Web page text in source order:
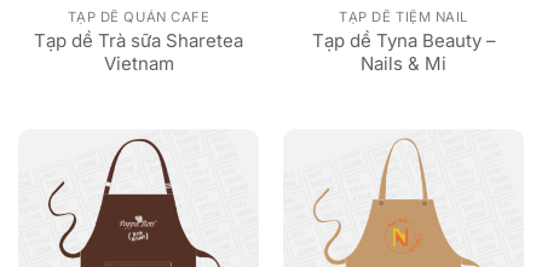
TẠP DỀ QUÁN CAFE
Tạp dề Trà sữa Sharetea
Vietnam
TẠP DỀ TIỆM NAIL
Tạp dề Tyna Beauty –
Nails & Mi